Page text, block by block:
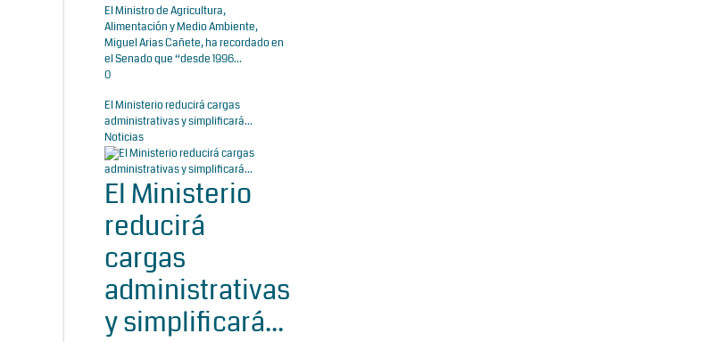
El Ministro de Agricultura,
Alimentación y Medio Ambiente,
Miguel Arias Cañete, ha recordado en
el Senado que “desde 1996...
0
El Ministerio reducirá cargas
administrativas y simplificará...
Noticias
El Ministerio
reducirá
cargas
administrativas
y simplificará...